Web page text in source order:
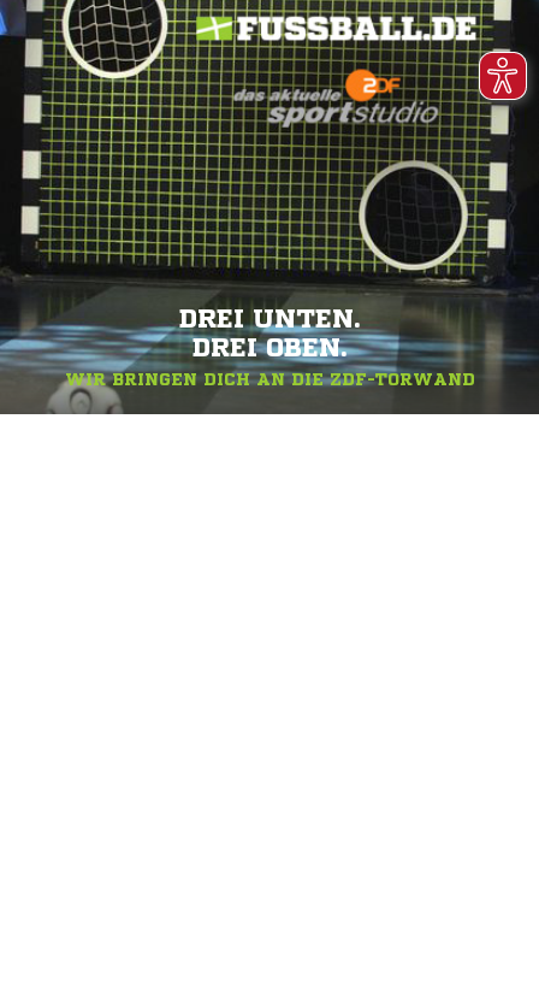
DREI UNTEN.
DREI OBEN.
WIR BRINGEN DICH AN DIE ZDF-TORWAND